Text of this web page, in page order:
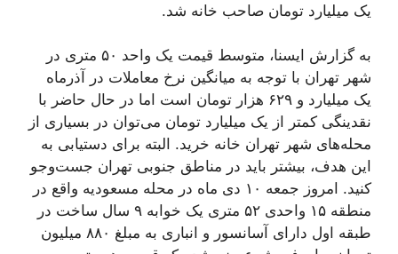
یک میلیارد تومان صاحب خانه شد.
به گزارش ایسنا، متوسط قیمت یک واحد ۵۰ متری در
شهر تهران با توجه به میانگین نرخ معاملات در آذرماه
یک میلیارد و ۶۲۹ هزار تومان است اما در حال حاضر با
نقدینگی کمتر از یک میلیارد تومان می‌توان در بسیاری از
محله‌های شهر تهران خانه خرید. البته برای دستیابی به
این هدف، بیشتر باید در مناطق جنوبی تهران جست‌وجو
کنید. امروز جمعه ۱۰ دی ماه در محله مسعودیه واقع در
منطقه ۱۵ واحدی ۵۲ متری یک خوابه ۹ سال ساخت در
طبقه اول دارای آسانسور و انباری به مبلغ ۸۸۰ میلیون